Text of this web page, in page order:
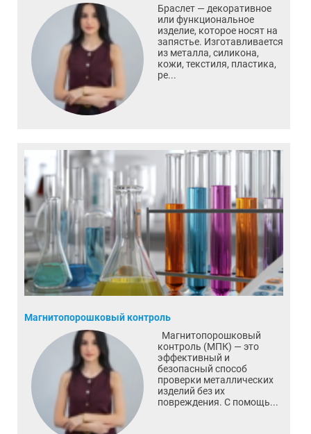
Браслет — декоративное
или функциональное
изделие, которое носят на
запястье. Изготавливается
из металла, силикона,
кожи, текстиля, пластика,
ре...
Магнитопорошковый контроль
Магнитопорошковый
контроль (МПК) — это
эффективный и
безопасный способ
проверки металлических
изделий без их
повреждения. С помощь...